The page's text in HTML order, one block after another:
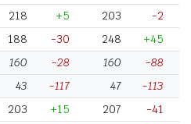
218 +5 203
-2
188 -30 248
+45
160 -28 160
-88
43 -117 47
-113
203 +15 207
-41